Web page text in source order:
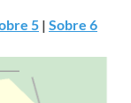
5 | Sobre 6